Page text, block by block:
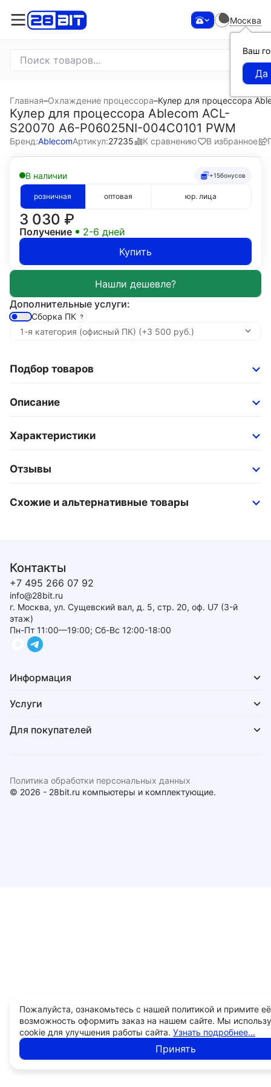
Москва
Ваш
Главная–Охлаждение процессора–Кулер для процессора
Кулер для процессора Ablecom ACL-
S20070 A6-P06025NI-004C0101 PWM
Бренд:AblecomАртикул:27235 К сравнению В избранное
В наличии +15бонусов
розничная оптовая юр. лица
3 030 ₽
Получение
2-6 дней
Купить
Дополнительные услуги:
Сборка ПК
Подбор товаров
Описание
Характеристики
Отзывы
Схожие и альтернативные товары
Контакты
+7 495 266 07 92
info@28bit.ru
г. Москва, ул. Сущевский вал, д. 5, стр. 20, оф. U7 (3-й
этаж)
Пн-Пт 11:00—19:00; Сб-Вс 12:00-18:00
Информация
Услуги
Для покупателей
© 2026 - 28bit.ru компьютеры и комплектующие.
Политика обработки персональных данных
Пожалуйста, ознакомьтесь с нашей политикой и примите
возможность оформить заказ на нашем сайте. Мы
cookie для улучшения работы сайта. Узнать подробнее...
Принять